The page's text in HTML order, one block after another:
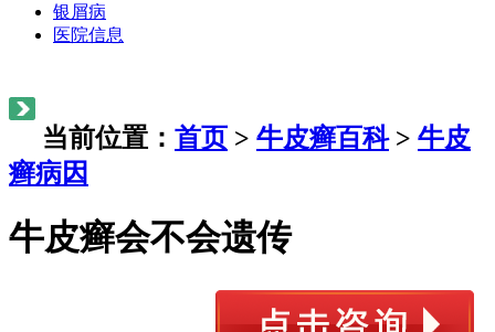
银屑病
医院信息
当前位置： 首页 > 牛皮癣百科> 牛皮
癣病因
牛皮癣会不会遗传